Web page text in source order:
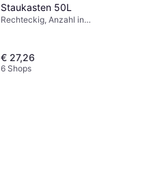
Staukasten 50L
Rechteckig, Anzahl in
€ 27,26
6 Shops